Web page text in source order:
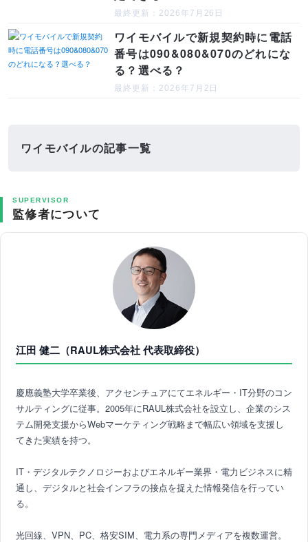
最終更新：2026年7月26日
ワイモバイルで新規契約時に電話
番号は090&080&070のどれにな
る？選べる？
最終更新：2026年7月2日
ワイモバイルの記事一覧
SUPERVISOR
監修者について
江田 健二（RAUL株式会社 代表取締役）
慶應義塾大学卒業後、アクセンチュアにてエネルギー・IT分野のコン
サルティングに従事。2005年にRAUL株式会社を設立し、企業のシス
テム開発支援からWebマーケティング戦略まで幅広い領域を支援し
てきた実績を持つ。
IT・デジタルテクノロジーおよびエネルギー業界・電力ビジネスに精
通し、デジタルと社会インフラの接点を捉えた情報発信を行ってい
る。
光回線、VPN、PC、格安SIM、電力系の専門メディアを複数運営。